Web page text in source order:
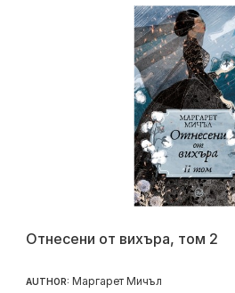
Отнесени от вихъра, том 2
AUTHOR: Маргарет Мичъл